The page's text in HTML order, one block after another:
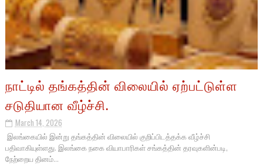
நாட்டில் தங்கத்தின் விலையில் ஏற்பட்டுள்ள
சடுதியான வீழ்ச்சி.
March 14, 2026
இலங்கையில் இன்று தங்கத்தின் விலையில் குறிப்பிடத்தக்க வீழ்ச்சி
பதிவாகியுள்ளது. இலங்கை நகை வியாபாரிகள் சங்கத்தின் தரவுகளின்படி,
நேற்றைய தினம்...